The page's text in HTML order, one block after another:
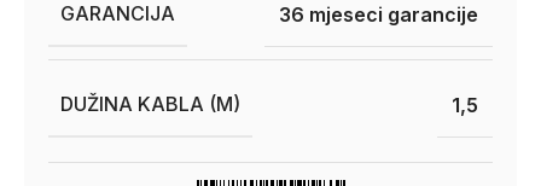
GARANCIJA 36 mjeseci garancije
DUŽINA KABLA (M) 1,5